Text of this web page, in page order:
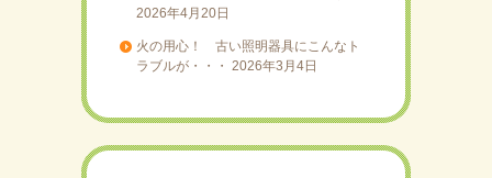
2026年4月20日
火の用心！ 古い照明器具にこんなト
ラブルが・・・ 2026年3月4日